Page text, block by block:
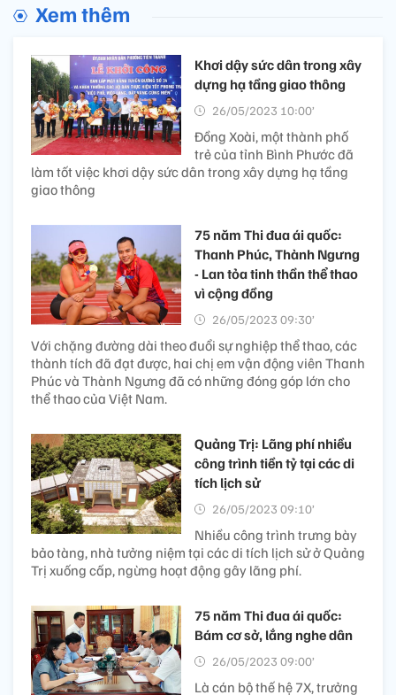
Xem thêm
Khơi dậy sức dân trong xây
dựng hạ tầng giao thông
26/05/2023 10:00’
Đồng Xoài, một thành phố
trẻ của tỉnh Bình Phước đã
làm tốt việc khơi dậy sức dân trong xây dựng hạ tầng
giao thông
75 năm Thi đua ái quốc:
Thanh Phúc, Thành Ngưng
- Lan tỏa tinh thần thể thao
vì cộng đồng
26/05/2023 09:30’
Với chặng đường dài theo đuổi sự nghiệp thể thao, các
thành tích đã đạt được, hai chị em vận động viên Thanh
Phúc và Thành Ngưng đã có những đóng góp lớn cho
thể thao của Việt Nam.
Quảng Trị: Lãng phí nhiều
công trình tiền tỷ tại các di
tích lịch sử
26/05/2023 09:10’
Nhiều công trình trưng bày
bảo tàng, nhà tưởng niệm tại các di tích lịch sử ở Quảng
Trị xuống cấp, ngừng hoạt động gây lãng phí.
75 năm Thi đua ái quốc:
Bám cơ sở, lắng nghe dân
26/05/2023 09:00’
Là cán bộ thế hệ 7X, trưởng